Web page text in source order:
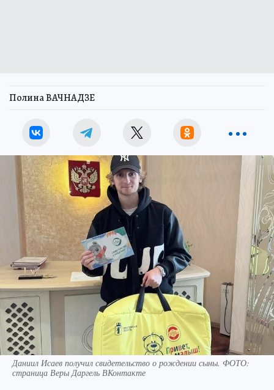
Полина ВАЧНАДЗЕ
Даниил Исаев получил свидетельство о рождении сыны. ФОТО:
страница Веры Даргель ВКонтакте